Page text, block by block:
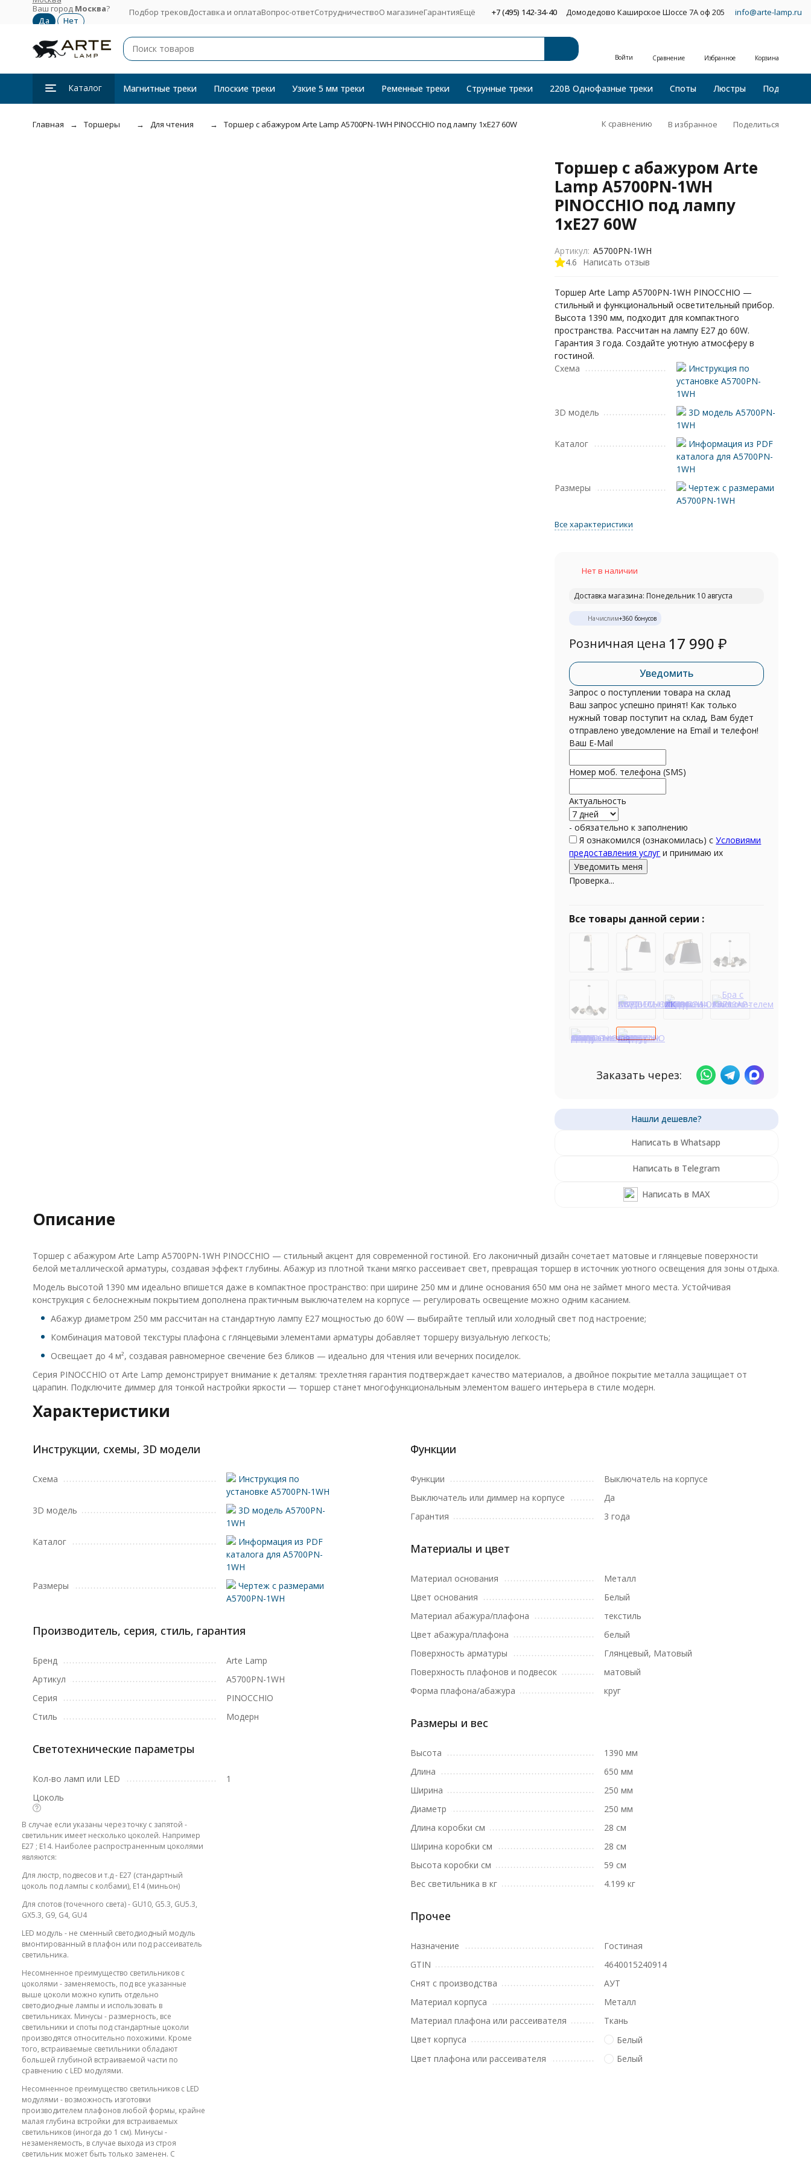
Ваш город Москва? Подбор трековДоставка и оплатаВопрос-ответСотрудничествоО магазинеГарантияЕщё +7 (495) 142-34-40 Домодедово Каширское Шоссе 7А оф 205 info@arte-lamp.ru
Войти Сравнение Избранное Корзина
Каталог Магнитные треки Плоские треки Узкие 5 мм треки Ременные треки Струнные треки 220В Однофазные треки Споты Люстры Подвесные
Главная Торшеры Для чтения Торшер с абажуром Arte Lamp A5700PN-1WH PINOCCHIO под лампу 1xE27 60W К сравнению В избранное Поделиться
Торшер с абажуром Arte
Lamp A5700PN-1WH
PINOCCHIO под лампу
1xE27 60W
4.6 Написать отзыв
Артикул: A5700PN-1WH
Торшер Arte Lamp A5700PN-1WH PINOCCHIO —
стильный и функциональный осветительный прибор.
Высота 1390 мм, подходит для компактного
пространства. Рассчитан на лампу E27 до 60W.
Гарантия 3 года. Создайте уютную атмосферу в
гостиной.
Схема
Инструкция по
установке A5700PN-
1WH
3D модель
3D модель A5700PN-
1WH
Каталог
Информация из PDF
каталога для A5700PN-
1WH
Размеры
Чертеж с размерами
A5700PN-1WH
Все характеристики
Нет в наличии
Доставка магазина: Понедельник 10 августа
Начислим+360 бонусов
Розничная цена 17 990₽
Уведомить
Запрос о поступлении товара на склад
Ваш запрос успешно принят! Как только
нужный товар поступит на склад, Вам будет
отправлено уведомление на Email и телефон!
Ваш E-Mail
Номер моб. телефона (SMS)
Актуальность
- обязательно к заполнению
Я ознакомился (ознакомилась) сУсловиями
предоставления услуг и принимаю их
Проверка...
Все товары данной серии :
Заказать через:
Написать в Whatsapp
Написать в Telegram
Написать в MAX
Описание
Торшер с абажуром Arte Lamp A5700PN-1WH PINOCCHIO — стильный акцент для современной гостиной. Его лаконичный дизайн сочетает матовые и глянцевые поверхности
белой металлической арматуры, создавая эффект глубины. Абажур из плотной ткани мягко рассеивает свет, превращая торшер в источник уютного освещения для зоны отдыха.
Модель высотой 1390 мм идеально впишется даже в компактное пространство: при ширине 250 мм и длине основания 650 мм она не займет много места. Устойчивая
конструкция с белоснежным покрытием дополнена практичным выключателем на корпусе — регулировать освещение можно одним касанием.
Абажур диаметром 250 мм рассчитан на стандартную лампу E27 мощностью до 60W — выбирайте теплый или холодный свет под настроение;
Комбинация матовой текстуры плафона с глянцевыми элементами арматуры добавляет торшеру визуальную легкость;
Освещает до 4 м², создавая равномерное свечение без бликов — идеально для чтения или вечерних посиделок.
Серия PINOCCHIO от Arte Lamp демонстрирует внимание к деталям: трехлетняя гарантия подтверждает качество материалов, а двойное покрытие металла защищает от
царапин. Подключите диммер для тонкой настройки яркости — торшер станет многофункциональным элементом вашего интерьера в стиле модерн.
Характеристики
Инструкции, схемы, 3D модели
Схема
Инструкция по
установке A5700PN-1WH
3D модель
3D модель A5700PN-
1WH
Каталог
Информация из PDF
каталога для A5700PN-
1WH
Размеры
Чертеж с размерами
A5700PN-1WH
Производитель, серия, стиль, гарантия
Бренд
Arte Lamp
Артикул
A5700PN-1WH
Серия
PINOCCHIO
Стиль
Модерн
Светотехнические параметры
Кол-во ламп или LED
1
Цоколь
В случае если указаны через точку с запятой -
светильник имеет несколько цоколей. Например
E27 ; E14. Наиболее распространенным цоколями
являются:
Для люстр, подвесов и т.д - E27 (стандартный
цоколь под лампы с колбами), E14 (миньон)
Для спотов (точечного света) - GU10, G5.3, GU5.3,
GX5.3, G9, G4, GU4
LED модуль - не сменный светодиодный модуль
вмонтированный в плафон или под рассеиватель
светильника.
Несомненное преимущество светильников с
цоколями - заменяемость, под все указанные
выше цоколи можно купить отдельно
светодиодные лампы и использовать в
светильниках. Минусы - размерность, все
светильники и споты под стандартные цоколи
производятся относительно похожими. Кроме
того, встраиваемые светильники обладают
большей глубиной встраиваемой части по
сравнению с LED модулями.
Несомненное преимущество светильников с LED
модулями - возможность изготовки
производителем плафонов любой формы, крайне
малая глубина встройки для встраиваемых
светильников (иногда до 1 см). Минусы -
незаменяемость, в случае выхода из строя
светильник может быть только заменен. С
Функции
Функции
Выключатель на корпусе
Выключатель или диммер на корпусе
Да
Гарантия
3 года
Материалы и цвет
Материал основания
Металл
Цвет основания
Белый
Материал абажура/плафона
текстиль
Цвет абажура/плафона
белый
Поверхность арматуры
Глянцевый, Матовый
Поверхность плафонов и подвесок
матовый
Форма плафона/абажура
круг
Размеры и вес
Высота
1390 мм
Длина
650 мм
Ширина
250 мм
Диаметр
250 мм
Длина коробки см
28 см
Ширина коробки см
28 см
Высота коробки см
59 см
Вес светильника в кг
4.199 кг
Прочее
Назначение
Гостиная
GTIN
4640015240914
Снят с производства
АУТ
Материал корпуса
Металл
Материал плафона или рассеивателя
Ткань
Цвет корпуса
Белый
Цвет плафона или рассеивателя
Белый